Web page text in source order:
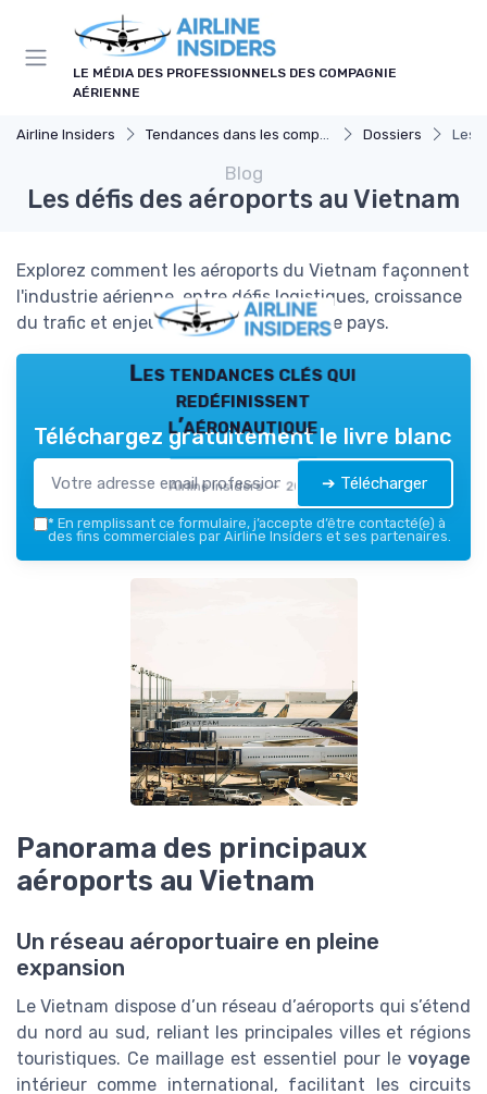
LE MÉDIA DES PROFESSIONNELS DES COMPAGNIE
AÉRIENNE
Airline Insiders Tendances dans les compagnies aériennes Dossiers Les
Blog
Les défis des aéroports au Vietnam
Explorez comment les aéroports du Vietnam façonnent
l'industrie aérienne, entre défis logistiques, croissance
du trafic et enjeux économiques pour le pays.
Les tendances clés qui
redéfinissent
l’aéronautique
Airline Insiders — 2026
Téléchargez gratuitement le livre blanc
➔ Télécharger
* En remplissant ce formulaire, j’accepte d’être contacté(e) à
des fins commerciales par Airline Insiders et ses partenaires.
Panorama des principaux
aéroports au Vietnam
Un réseau aéroportuaire en pleine
expansion
Le Vietnam dispose d’un réseau d’aéroports qui s’étend
du nord au sud, reliant les principales villes et régions
touristiques. Ce maillage est essentiel pour le voyage
intérieur comme international, facilitant les circuits
Panneau de gestion des cookies